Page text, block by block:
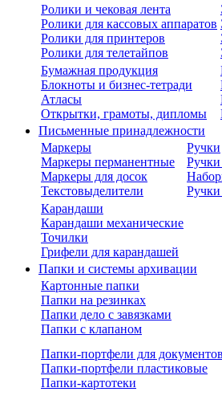
Ролики и чековая лента
Ролики для кассовых аппаратов
Ролики для принтеров
Ролики для телетайпов
Бумажная продукция
Блокноты и бизнес-тетради
Атласы
Открытки, грамоты, дипломы
Письменные принадлежности
Маркеры
Маркеры перманентные
Маркеры для досок
Текстовыделители
Ручки
Ручки
Карандаши
Карандаши механические
Точилки
Грифели для карандашей
Папки и системы архивации
Картонные папки
Папки на резинках
Папки дело с завязками
Папки с клапаном
Папки-портфели для документов
Папки-портфели пластиковые
Папки-картотеки